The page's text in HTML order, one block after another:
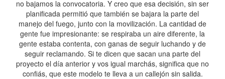
no bajamos la convocatoria. Y creo que esa decisión, sin ser
planificada permitió que también se bajara la parte del
manejo del fuego, junto con la movilización. La cantidad de
gente fue impresionante: se respiraba un aire diferente, la
gente estaba contenta, con ganas de seguir luchando y de
seguir reclamando. Si te dicen que sacan una parte del
proyecto el día anterior y vos igual marchás, significa que no
confiás, que este modelo te lleva a un callejón sin salida.